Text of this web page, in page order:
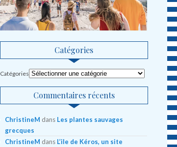
Catégories
Catégories
Commentaires récents
ChristineM dans Les plantes sauvages
grecques
ChristineM dans L’ile de Kéros, un site